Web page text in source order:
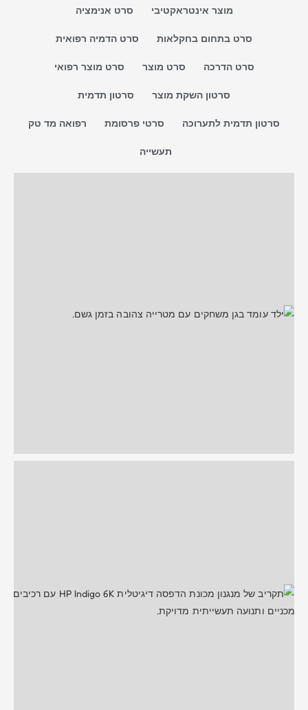
מוצר אינטראקטיבי סרט אנימציה
סרט בתחום בחקלאות סרט הדמיה רפואית
סרט הדרכה סרט מוצר סרט מוצר רפואי
סרטון השקת מוצר סרטון תדמית
סרטון תדמית לתערוכה סרטי פרסומת רפואה מד טק
תעשייה